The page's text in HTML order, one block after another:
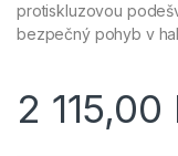
protiskluzovou
bezpečný pohyb v
2 115,00